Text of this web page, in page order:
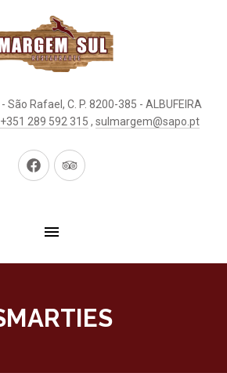
Rafael, C. P. 8200-385 - ALBUFEIRA
289 592 315 , sulmargem@sapo.pt
Neues Neues